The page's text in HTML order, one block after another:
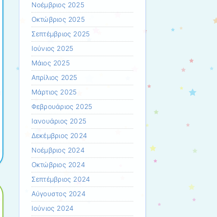
Νοέμβριος 2025
Οκτώβριος 2025
Σεπτέμβριος 2025
Ιούνιος 2025
Μάιος 2025
Απρίλιος 2025
Μάρτιος 2025
Φεβρουάριος 2025
Ιανουάριος 2025
Δεκέμβριος 2024
Νοέμβριος 2024
Οκτώβριος 2024
Σεπτέμβριος 2024
Αύγουστος 2024
Ιούνιος 2024